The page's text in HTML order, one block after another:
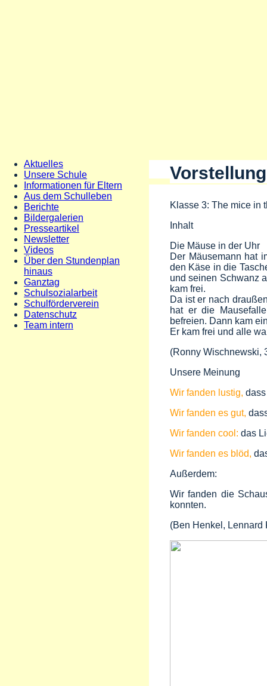
Aktuelles
Unsere Schule
Informationen für Eltern
Aus dem Schulleben
Berichte
Bildergalerien
Presseartikel
Newsletter
Videos
Über den Stundenplan
hinaus
Ganztag
Schulsozialarbeit
Schulförderverein
Datenschutz
Team intern
Klasse 3: The mice in
Inhalt
Die Mäuse in der Uhr
Der Mäusemann hat
den Käse in die
und seinen Schwanz
kam frei.
Da ist er nach
hat er die
befreien. Dann kam
Er kam frei und alle
(Ronny Wischnewski,
Unsere Meinung
Wir fanden lustig,
Wir fanden es gut,
Wir fanden cool: das
Wir fanden es blöd,
Außerdem:
Wir fanden die
konnten.
(Ben Henkel, Lennard